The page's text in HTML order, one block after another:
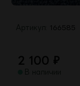
166585
2 100 ₽